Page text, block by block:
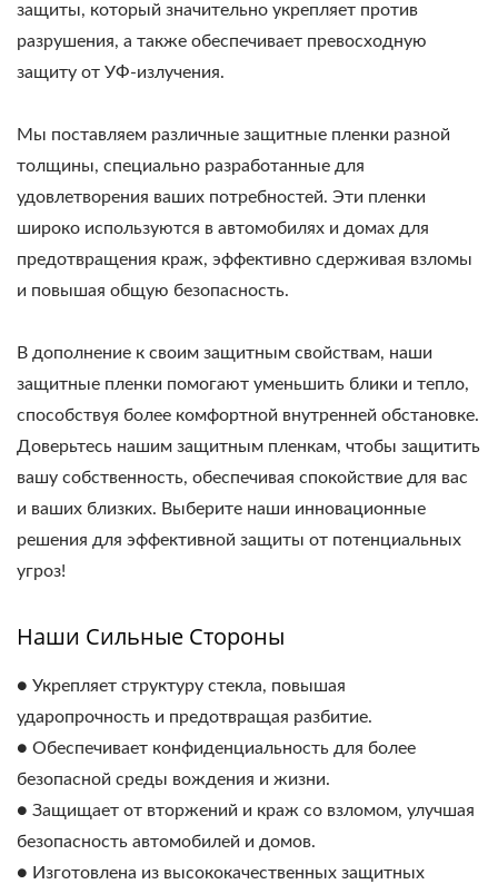
защиты, который значительно укрепляет против
разрушения, а также обеспечивает превосходную
защиту от УФ-излучения.
Мы поставляем различные защитные пленки разной
толщины, специально разработанные для
удовлетворения ваших потребностей. Эти пленки
широко используются в автомобилях и домах для
предотвращения краж, эффективно сдерживая взломы
и повышая общую безопасность.
В дополнение к своим защитным свойствам, наши
защитные пленки помогают уменьшить блики и тепло,
способствуя более комфортной внутренней обстановке.
Доверьтесь нашим защитным пленкам, чтобы защитить
вашу собственность, обеспечивая спокойствие для вас
и ваших близких. Выберите наши инновационные
решения для эффективной защиты от потенциальных
угроз!
Наши Сильные Стороны
● Укрепляет структуру стекла, повышая
ударопрочность и предотвращая разбитие.
● Обеспечивает конфиденциальность для более
безопасной среды вождения и жизни.
● Защищает от вторжений и краж со взломом, улучшая
безопасность автомобилей и домов.
● Изготовлена из высококачественных защитных